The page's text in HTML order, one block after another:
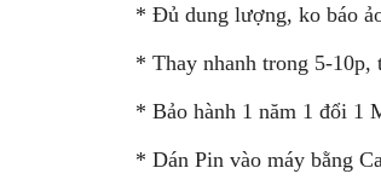
* Đủ dung lượng, ko báo
* Thay nhanh trong 5-10p,
* Bảo hành 1 năm 1 đổi 1
* Dán Pin vào máy bằng